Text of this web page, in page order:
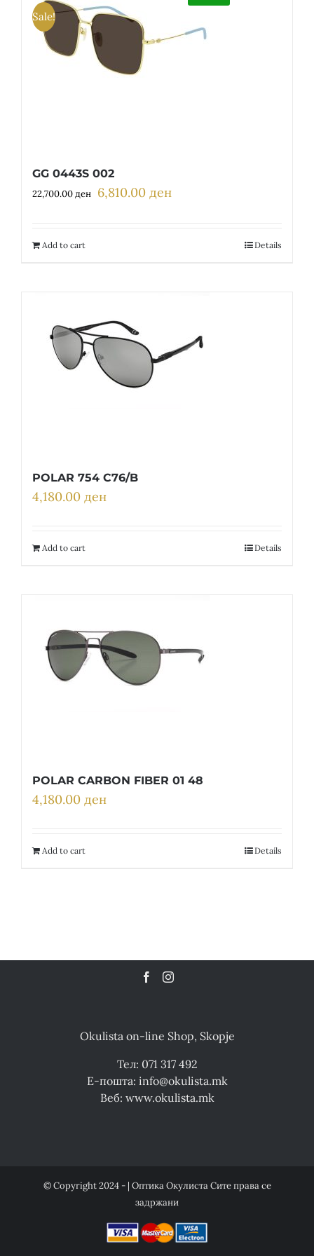
Sale!
GG 0443S 002
22,700.00ден Original
6,810.00 денCurrent
Add to cart Details
POLAR 754 C76/B
4,180.00 ден
Add to cart Details
POLAR CARBON FIBER 01 48
4,180.00 ден
Add to cart Details
Okulista on-line Shop, Skopje
Тел: 071 317 492
Е-пошта: info@okulista.mk
Веб: www.okulista.mk
© Copyright 2024 - | Оптика Окулиста Сите права се
задржани